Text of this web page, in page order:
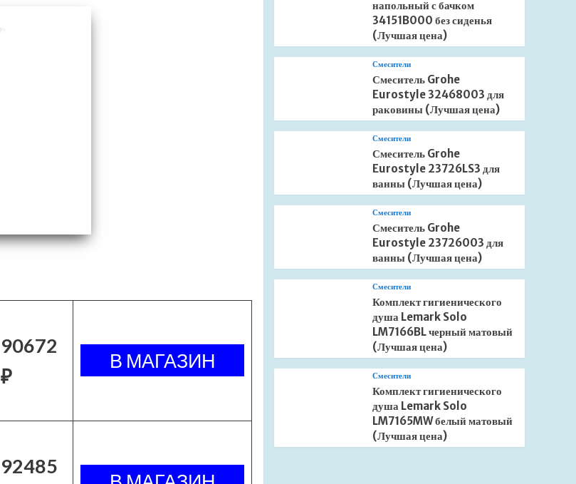
90672
₽
92485
напольный с бачком
34151B000 без сиденья
(Лучшая цена)
Смесители
Смеситель Grohe
Eurostyle 32468003 для
раковины (Лучшая цена)
Смесители
Смеситель Grohe
Eurostyle 23726LS3 для
ванны (Лучшая цена)
Смесители
Смеситель Grohe
Eurostyle 23726003 для
ванны (Лучшая цена)
Смесители
Комплект гигиенического
душа Lemark Solo
LM7166BL черный матовый
(Лучшая цена)
Смесители
Комплект гигиенического
душа Lemark Solo
LM7165MW белый матовый
(Лучшая цена)